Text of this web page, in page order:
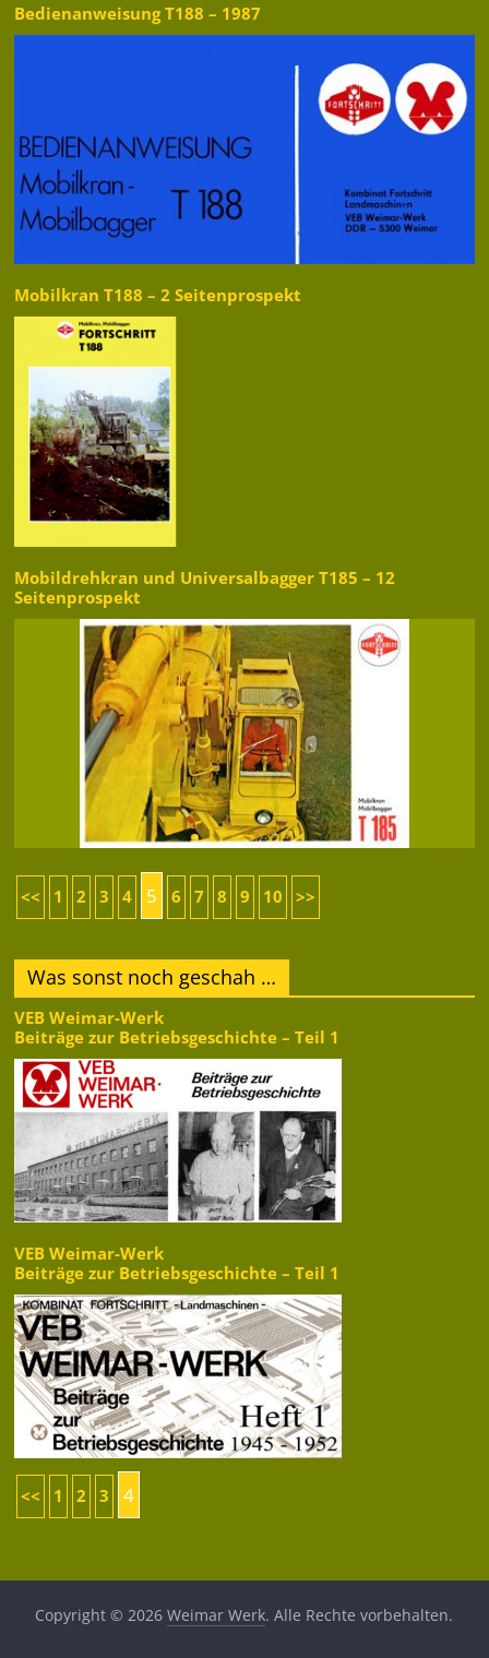
Bedienanweisung T188 – 1987
Mobilkran T188 – 2 Seitenprospekt
Mobildrehkran und Universalbagger T185 – 12
Seitenprospekt
<< 1 2 3 4 5 6 7 8 9 10 >>
Was sonst noch geschah …
VEB Weimar-Werk
Beiträge zur Betriebsgeschichte – Teil 1
VEB Weimar-Werk
Beiträge zur Betriebsgeschichte – Teil 1
<< 1 2 3 4
Copyright © 2026Weimar Werk. Alle Rechte vorbehalten.